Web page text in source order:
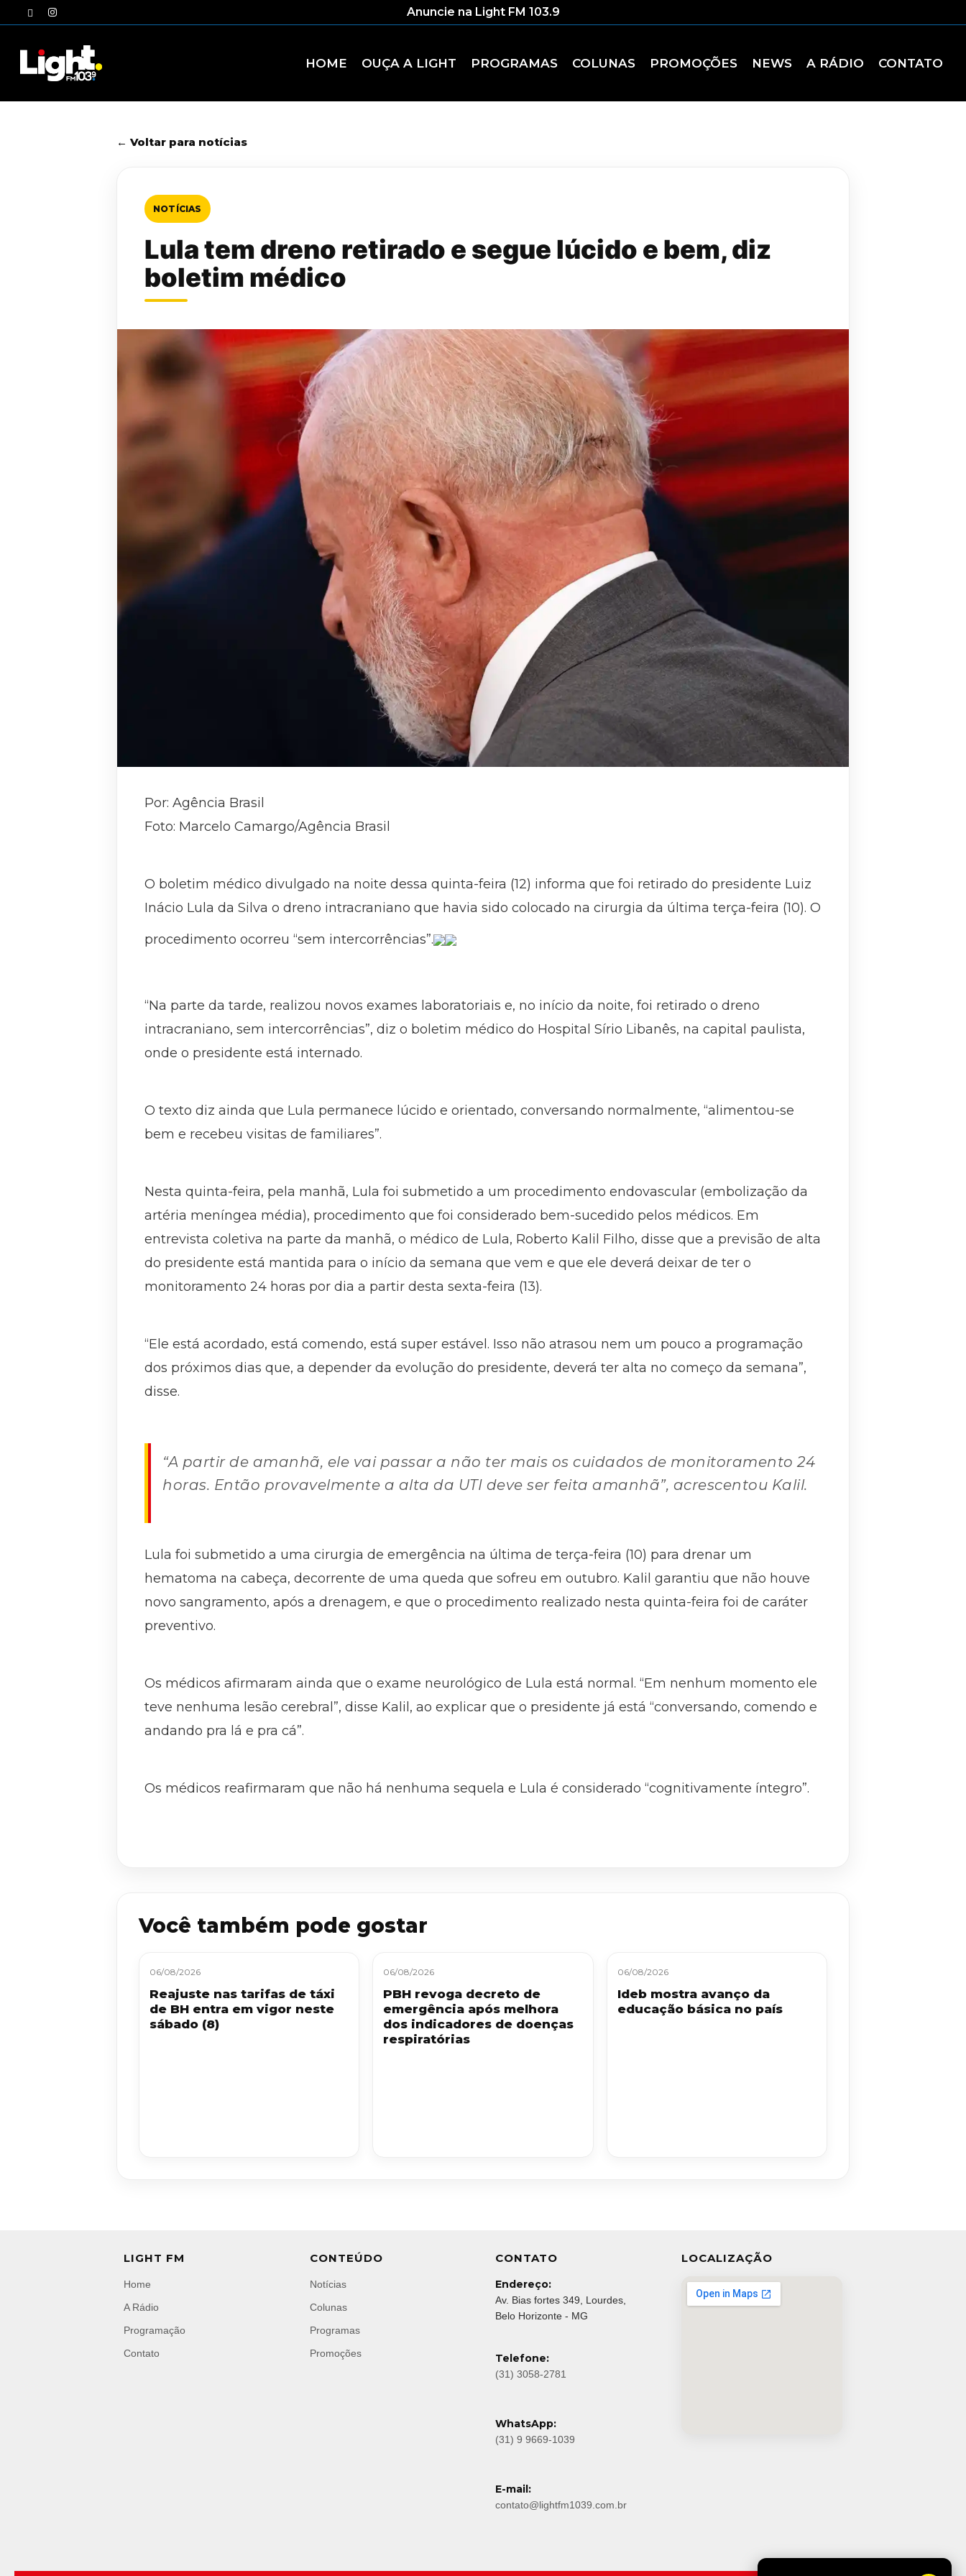
to
twitterinstagram Anuncie na Light FM 103.9
HOME OUÇA A LIGHT PROGRAMAS COLUNAS PROMOÇÕES NEWS A RÁDIO CONTATO
← Voltar para notícias
NOTÍCIAS
Lula tem dreno retirado e segue lúcido e bem, diz
boletim médico
Por: Agência Brasil
Foto: Marcelo Camargo/Agência Brasil
O boletim médico divulgado na noite dessa quinta-feira (12) informa que foi retirado do presidente Luiz
Inácio Lula da Silva o dreno intracraniano que havia sido colocado na cirurgia da última terça-feira (10). O
procedimento ocorreu “sem intercorrências”.
“Na parte da tarde, realizou novos exames laboratoriais e, no início da noite, foi retirado o dreno
intracraniano, sem intercorrências”, diz o boletim médico do Hospital Sírio Libanês, na capital paulista,
onde o presidente está internado.
O texto diz ainda que Lula permanece lúcido e orientado, conversando normalmente, “alimentou-se
bem e recebeu visitas de familiares”.
Nesta quinta-feira, pela manhã, Lula foi submetido a um procedimento endovascular (embolização da
artéria meníngea média), procedimento que foi considerado bem-sucedido pelos médicos. Em
entrevista coletiva na parte da manhã, o médico de Lula, Roberto Kalil Filho, disse que a previsão de alta
do presidente está mantida para o início da semana que vem e que ele deverá deixar de ter o
monitoramento 24 horas por dia a partir desta sexta-feira (13).
“Ele está acordado, está comendo, está super estável. Isso não atrasou nem um pouco a programação
dos próximos dias que, a depender da evolução do presidente, deverá ter alta no começo da semana”,
disse.
“A partir de amanhã, ele vai passar a não ter mais os cuidados de monitoramento 24
horas. Então provavelmente a alta da UTI deve ser feita amanhã”, acrescentou Kalil.
Lula foi submetido a uma cirurgia de emergência na última de terça-feira (10) para drenar um
hematoma na cabeça, decorrente de uma queda que sofreu em outubro. Kalil garantiu que não houve
novo sangramento, após a drenagem, e que o procedimento realizado nesta quinta-feira foi de caráter
preventivo.
Os médicos afirmaram ainda que o exame neurológico de Lula está normal. “Em nenhum momento ele
teve nenhuma lesão cerebral”, disse Kalil, ao explicar que o presidente já está “conversando, comendo e
andando pra lá e pra cá”.
Os médicos reafirmaram que não há nenhuma sequela e Lula é considerado “cognitivamente íntegro”.
Você também pode gostar
06/08/2026
Reajuste nas tarifas de táxi
de BH entra em vigor neste
sábado (8)
06/08/2026
PBH revoga decreto de
emergência após melhora
dos indicadores de doenças
respiratórias
06/08/2026
Ideb mostra avanço da
educação básica no país
LIGHT FM
Home
A Rádio
Programação
Contato
CONTEÚDO
Notícias
Colunas
Programas
Promoções
CONTATO
Endereço:
Av. Bias fortes 349, Lourdes,
Belo Horizonte - MG
Telefone:
(31) 3058-2781
WhatsApp:
(31) 9 9669-1039
E-mail:
contato@lightfm1039.com.br
LOCALIZAÇÃO